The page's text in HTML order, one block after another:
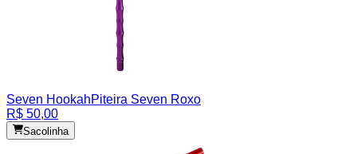
Seven HookahPiteira Seven Roxo
R$ 50,00
Sacolinha